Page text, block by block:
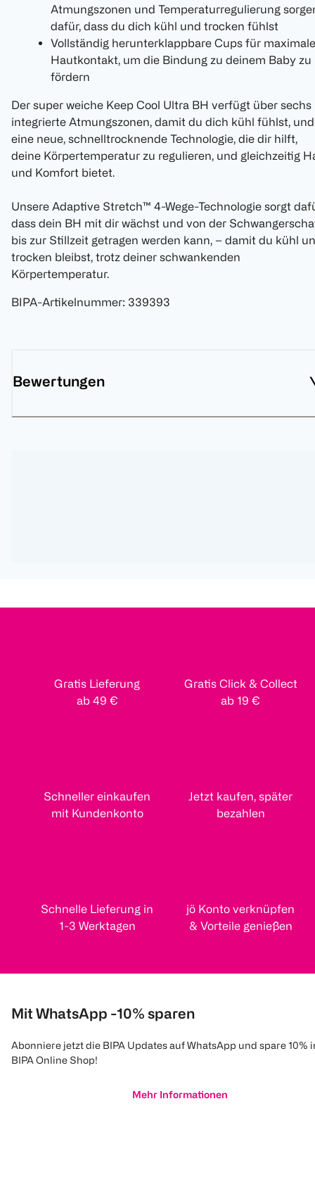
Atmungszonen und Temperaturregulierung
dafür, dass du dich kühl und trocken fühlst
Vollständig herunterklappbare Cups für
Hautkontakt, um die Bindung zu deinem Baby zu
fördern
Der super weiche Keep Cool Ultra BH verfügt über sechs
integrierte Atmungszonen, damit du dich kühl fühlst, und
eine neue, schnelltrocknende Technologie, die dir hilft,
deine Körpertemperatur zu regulieren, und gleichzeitig
und Komfort bietet.
Unsere Adaptive Stretch™ 4-Wege-Technologie sorgt
dass dein BH mit dir wächst und von der
bis zur Stillzeit getragen werden kann, – damit du kühl
trocken bleibst, trotz deiner schwankenden
Körpertemperatur.
BIPA-Artikelnummer: 339393
Bewertungen
Gratis Lieferung
ab 49 €
Gratis Click & Collect
ab 19 €
Schneller einkaufen
mit Kundenkonto
Jetzt kaufen, später
bezahlen
Schnelle Lieferung in
1-3 Werktagen
jö Konto verknüpfen
& Vorteile genießen
Mit WhatsApp -10% sparen
Abonniere jetzt die BIPA Updates auf WhatsApp und spare 10%
BIPA Online Shop!
Mehr Informationen